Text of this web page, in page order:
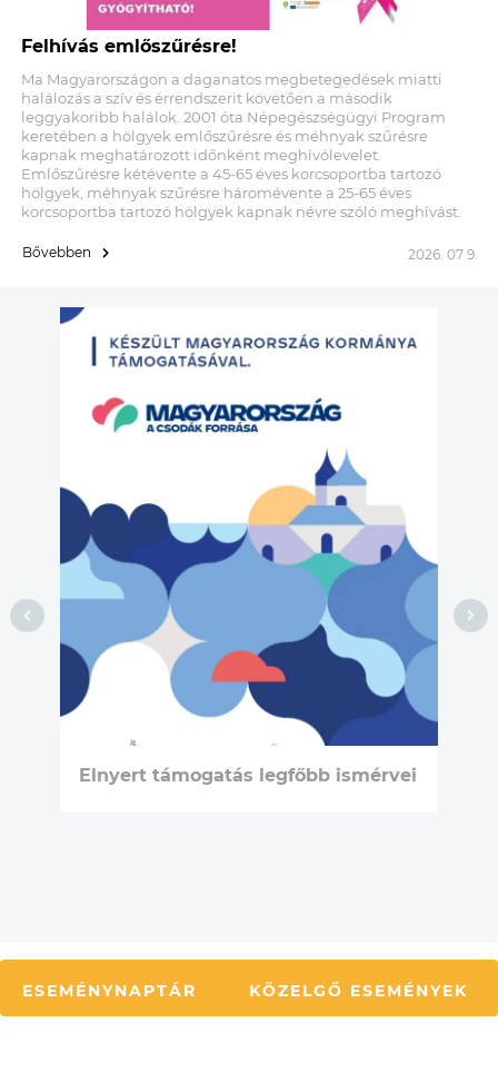
Felhívás emlőszűrésre!
Ma Magyarországon a daganatos megbetegedések miatti
halálozás a szív és érrendszerit követően a második
leggyakoribb halálok. 2001 óta Népegészségügyi Program
keretében a hölgyek emlőszűrésre és méhnyak szűrésre
kapnak meghatározott időnként meghívólevelet.
Emlőszűrésre kétévente a 45-65 éves korcsoportba tartozó
hölgyek, méhnyak szűrésre háromévente a 25-65 éves
korcsoportba tartozó hölgyek kapnak névre szóló meghívást.
Bővebben 2026. 07 9.
Elnyert támogatás legfőbb ismérvei
ESEMÉNYNAPTÁR KÖZELGŐ ESEMÉNYEK